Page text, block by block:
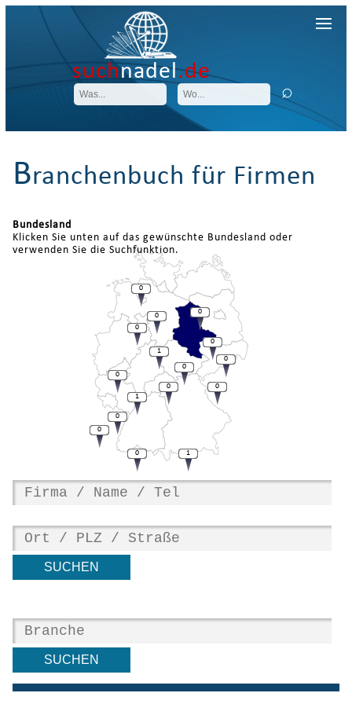
suchnadel.de
Branchenbuch für Firmen
Bundesland
Klicken Sie unten auf das gewünschte Bundesland oder
verwenden Sie die Suchfunktion.
0
0
0
0
0
0
0
0
0
1
0
1
0
0
0
1